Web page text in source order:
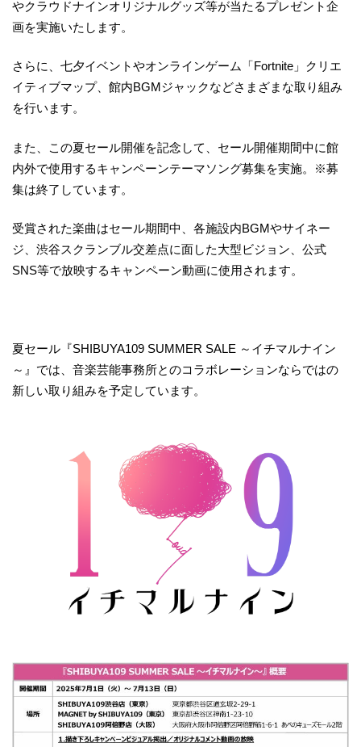
やクラウドナインオリジナルグッズ等が当たるプレゼント企
画を実施いたします。
さらに、七夕イベントやオンラインゲーム「Fortnite」クリエ
イティブマップ、館内BGMジャックなどさまざまな取り組み
を行います。
また、この夏セール開催を記念して、セール開催期間中に館
内外で使用するキャンペーンテーマソング募集を実施。※募
集は終了しています。
受賞された楽曲はセール期間中、各施設内BGMやサイネー
ジ、渋谷スクランブル交差点に面した大型ビジョン、公式
SNS等で放映するキャンペーン動画に使用されます。
夏セール『SHIBUYA109 SUMMER SALE ～イチマルナイン
～』では、音楽芸能事務所とのコラボレーションならではの
新しい取り組みを予定しています。